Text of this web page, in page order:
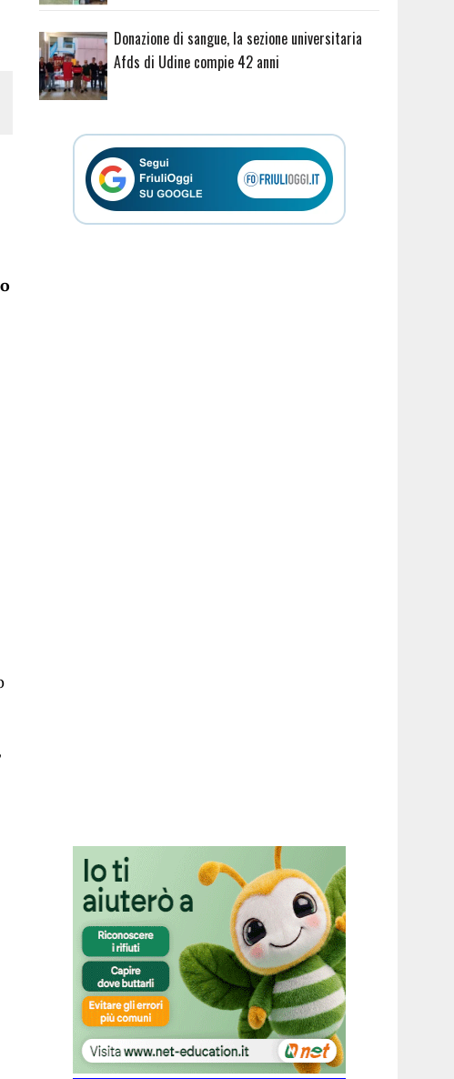
Donazione di sangue, la sezione universitaria
Afds di Udine compie 42 anni